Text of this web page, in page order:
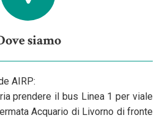
siamo
AIRP:
prendere il bus Linea 1 per viale
Acquario di Livorno di fronte